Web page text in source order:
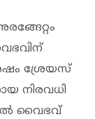
ശ്രേയസ്
നിരവധി
വൈഭവ്